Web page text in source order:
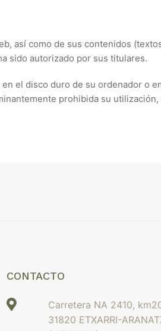
así como de sus contenidos
sido autorizado por sus titulares.
el disco duro de su ordenador o
prohibida su
CONTACTO
Carretera NA 2410,
31820 ETXARRI-